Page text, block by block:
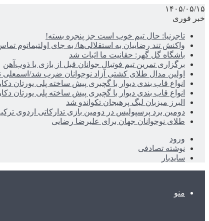
۱۴۰۵/۰۵/۱۵
خبر فوری
تاجرنیا: حال تیم خوب است جز پنجره بسته!
واکنش تند رضاییان به استقلالی‌ها/ به جای اولتیماتوم
باشگاه گل گهر: حقانیت ما اثبات شد
برگزاری تمرین تیم فوتبال جوانان قبل از بازی با ذوب‌آهن
اولین مدال طلای کشتی آزاد نوجوانان ضرب شد/اسمعلی
انواع قاب بندی دیوار با گچبری پیش ساخته پلی
انواع قاب بندی دیوار با گچبری پیش ساخته پلی
البرز میزبان لیگ پرهیجان تکواندو شد
دومین برد پرسپولیس در دومین بازی تدارکاتی اردوی
طلای نوجوانان جهان برای علیرضا رضایی
ورود
نوشته تصادفی
سایدبار
منو